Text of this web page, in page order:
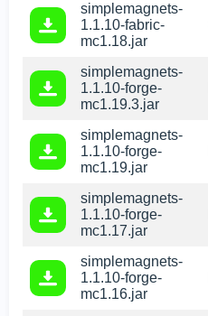
simplemagnets-
1.1.10-fabric-
mc1.18.jar
simplemagnets-
1.1.10-forge-
mc1.19.3.jar
simplemagnets-
1.1.10-forge-
mc1.19.jar
simplemagnets-
1.1.10-forge-
mc1.17.jar
simplemagnets-
1.1.10-forge-
mc1.16.jar